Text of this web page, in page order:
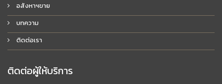
อสังหาฯขาย
บทความ
ติดต่อเรา
ติดต่อผู้ให้บริการ